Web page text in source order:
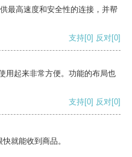
最高速度和安全性的连接，并帮
支持[0] 反对[0]
用起来非常方便。功能的布局也
支持[0] 反对[0]
就能收到商品。